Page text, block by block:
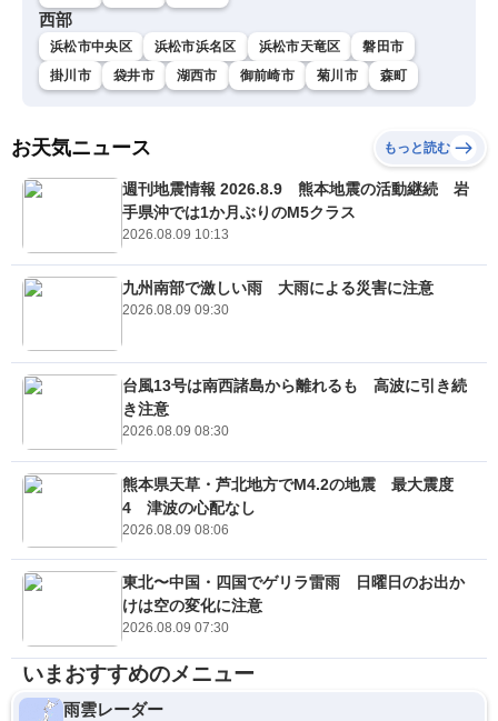
西部
浜松市中央区 浜松市浜名区 浜松市天竜区
磐田市
掛川市
袋井市 湖西市 御前崎市 菊川市 森町
お天気ニュース もっと読む
週刊地震情報 2026.8.9 熊本地震の活動継続 岩
手県沖では1か月ぶりのM5クラス
2026.08.09 10:13
九州南部で激しい雨 大雨による災害に注意
2026.08.09 09:30
台風13号は南西諸島から離れるも 高波に引き続
き注意
2026.08.09 08:30
熊本県天草・芦北地方でM4.2の地震 最大震度
4 津波の心配なし
2026.08.09 08:06
東北〜中国・四国でゲリラ雷雨 日曜日のお出か
けは空の変化に注意
2026.08.09 07:30
いまおすすめのメニュー
雨雲レーダー